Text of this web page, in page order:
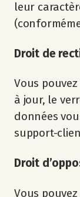
leur
Droit de
Vous
à jour, le
données
support-
Droit
Vous